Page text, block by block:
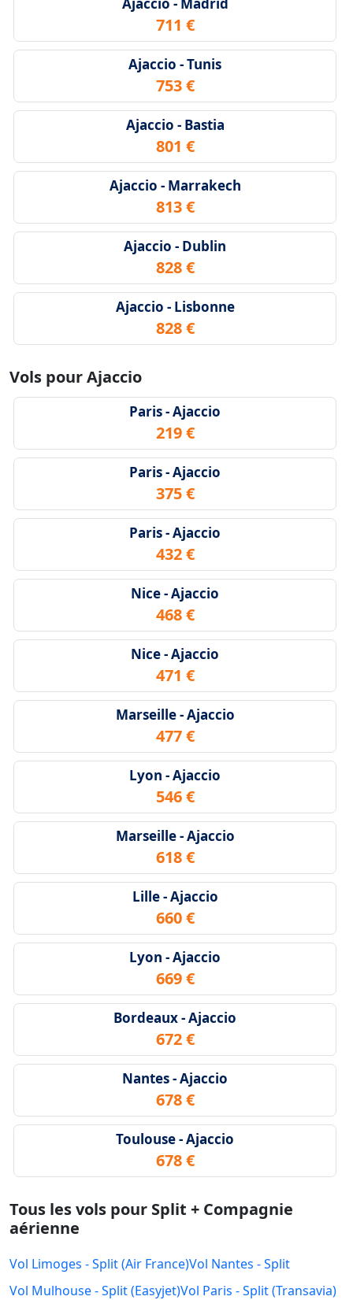
711 €
Ajaccio - Tunis
753 €
Ajaccio - Bastia
801 €
Ajaccio - Marrakech
813 €
Ajaccio - Dublin
828 €
Ajaccio - Lisbonne
828 €
Vols pour Ajaccio
Paris - Ajaccio
219 €
Paris - Ajaccio
375 €
Paris - Ajaccio
432 €
Nice - Ajaccio
468 €
Nice - Ajaccio
471 €
Marseille - Ajaccio
477 €
Lyon - Ajaccio
546 €
Marseille - Ajaccio
618 €
Lille - Ajaccio
660 €
Lyon - Ajaccio
669 €
Bordeaux - Ajaccio
672 €
Nantes - Ajaccio
678 €
Toulouse - Ajaccio
678 €
Tous les vols pour Split + Compagnie
aérienne
Vol Limoges - Split (Air France)Vol Nantes - Split
Vol Mulhouse - Split (Easyjet)Vol Paris - Split (Transavia)